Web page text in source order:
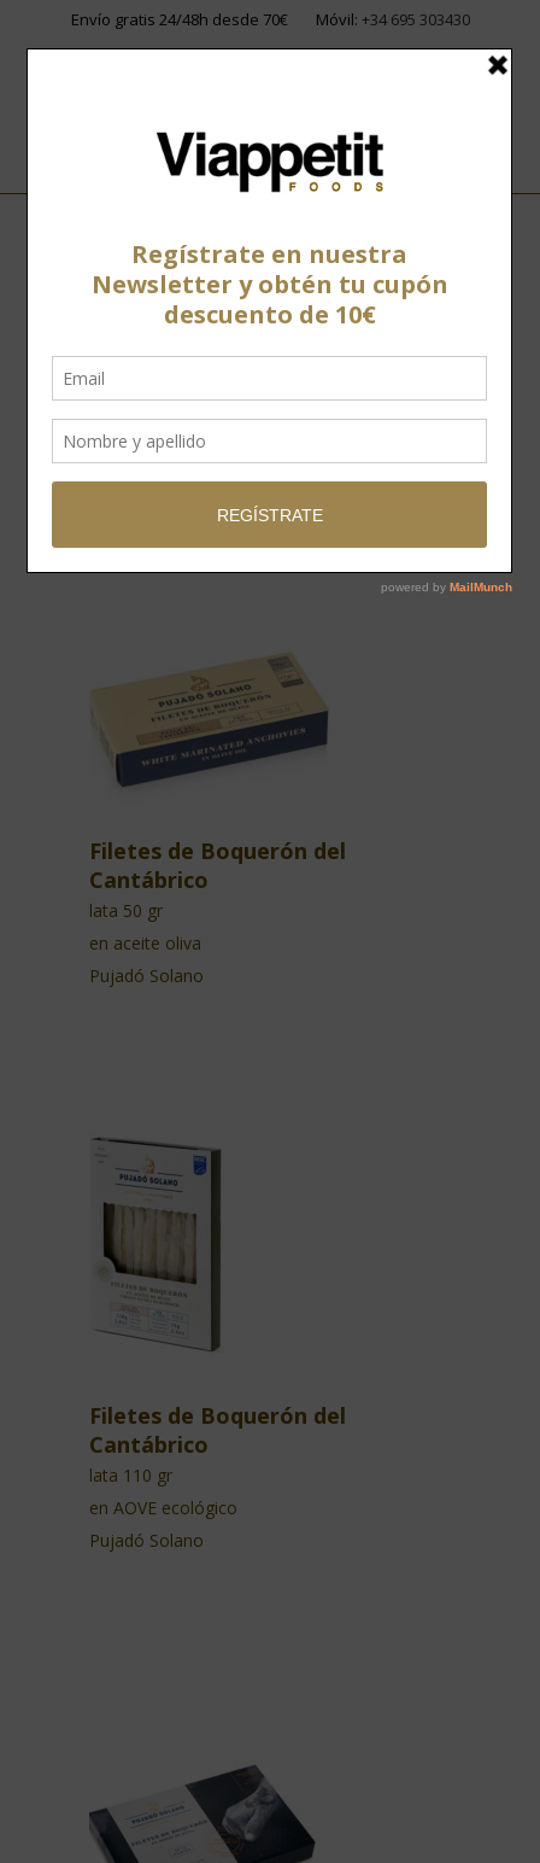
Envío gratis 24/48h desde 70€ Móvil: +34 695 303430
Boquerón del
Cantábrico
Filetes de Boquerón del
Cantábrico
lata 50 gr
en aceite oliva
Pujadó Solano
Filetes de Boquerón del
Cantábrico
lata 110 gr
en AOVE ecológico
Pujadó Solano